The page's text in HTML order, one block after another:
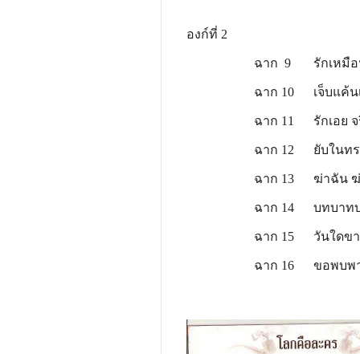
องก์ที่ 2
ฉาก 9 รักเหมือนโค
ฉาก 10 เจ็บแค้นเคือง
ฉาก 11 รักเอย จริงห
ฉาก 12 ยับในทรวงเ
ฉาก 13 ฆ่าฉัน ฆ่าฉัน
ฉาก 14 บทบาทบางตอ
ฉาก 15 วันใดขาดฉัน
ฉาก 16 ขอพบพานพิศ